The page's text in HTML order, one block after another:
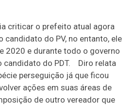
criticar o prefeito atual agora
candidato do PV, no entanto, ele
2020 e durante todo o governo
candidato do PDT. Diro relata
perseguição já que ficou
ações em suas áreas de
de outro vereador que